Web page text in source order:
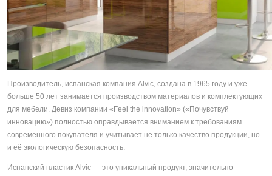
Производитель, испанская компания Alvic, создана в 1965 году и уже
больше 50 лет занимается производством материалов и комплектующих
для мебели. Девиз компании «Feel the innovation» («Почувствуй
инновацию») полностью оправдывается вниманием к требованиям
современного покупателя и учитывает не только качество продукции, но
и её экологическую безопасность.
Испанский пластик Alvic — это уникальный продукт, значительно